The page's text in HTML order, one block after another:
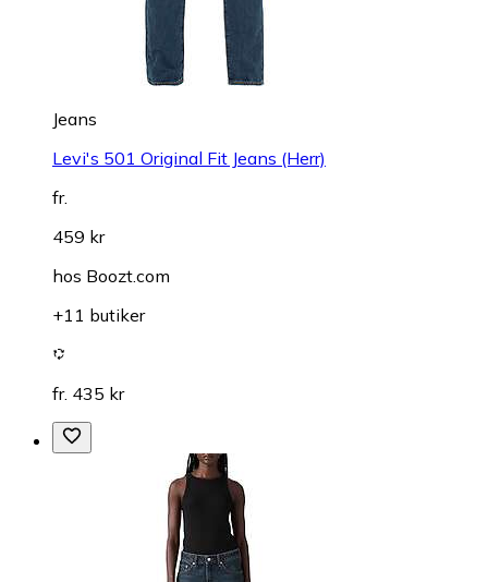
Jeans
Levi's 501 Original Fit Jeans (Herr)
fr.
459 kr
hos Boozt.com
+11 butiker
fr. 435 kr